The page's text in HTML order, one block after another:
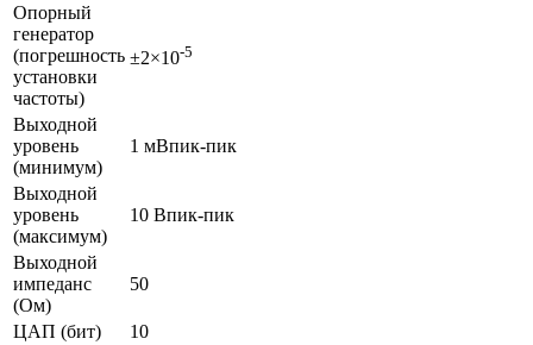
Опорный
генератор
(погрешность
установки
частоты)
±2×10-5
Выходной
уровень
(минимум)
1 мВпик-пик
Выходной
уровень
(максимум)
10 Впик-пик
Выходной
импеданс
(Ом)
50
ЦАП (бит)
10